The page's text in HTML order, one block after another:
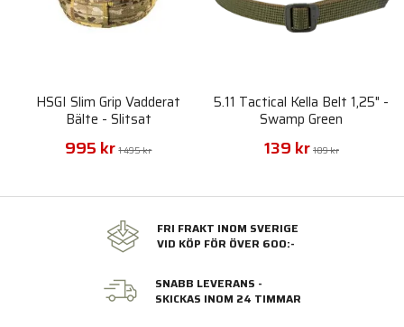
HSGI Slim Grip Vadderat
Bälte - Slitsat
995 kr 1 495 kr
5.11 Tactical Kella Belt 1,25" -
Swamp Green
139 kr 189 kr
FRI FRAKT INOM SVERIGE
VID KÖP FÖR ÖVER 600:-
SNABB LEVERANS -
SKICKAS INOM 24 TIMMAR